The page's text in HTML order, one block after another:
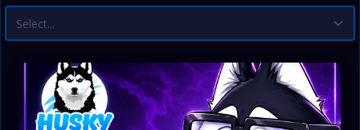
Select...